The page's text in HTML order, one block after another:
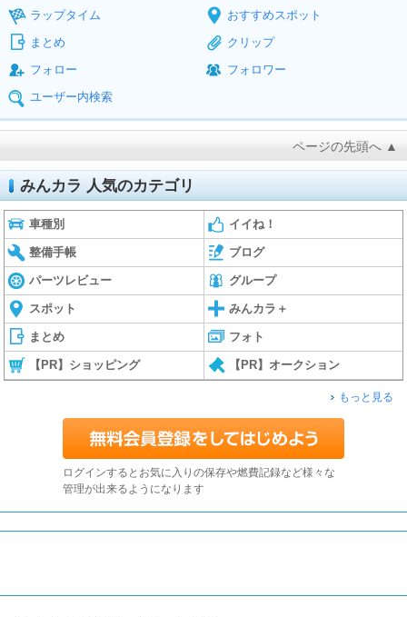
ラップタイム
おすすめスポット
まとめ
クリップ
フォロー
フォロワー
ユーザー内検索
ページの先頭へ ▲
みんカラ 人気のカテゴリ
車種別 イイね！
整備手帳 ブログ
パーツレビュー グループ
スポット みんカラ＋
まとめ フォト
【PR】ショッピング 【PR】オークション
もっと見る
ログインするとお気に入りの保存や燃費記録など様々な
管理が出来るようになります